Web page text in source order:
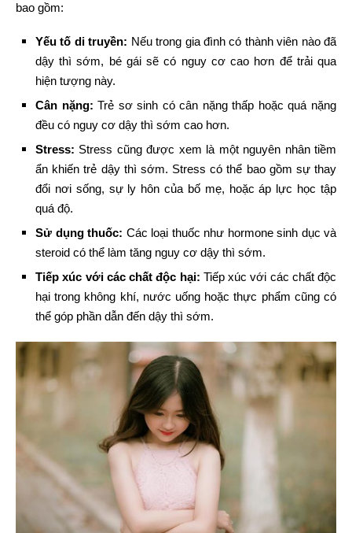
bao gồm:
Yếu tố di truyền: Nếu trong gia đình có thành viên nào đã
dậy thì sớm, bé gái sẽ có nguy cơ cao hơn để trải qua
hiện tượng này.
Cân nặng:Trẻ sơ sinh có cân nặng thấp hoặc quá nặng
đều có nguy cơ dậy thì sớm cao hơn.
Stress: Stress cũng được xem là một nguyên nhân tiềm
ẩn khiến trẻ dậy thì sớm. Stress có thể bao gồm sự thay
đổi nơi sống, sự ly hôn của bố mẹ, hoặc áp lực học tập
quá độ.
Sử dụng thuốc: Các loại thuốc như hormone sinh dục và
steroid có thể làm tăng nguy cơ dậy thì sớm.
Tiếp xúc với các chất độc hại: Tiếp xúc với các chất độc
hại trong không khí, nước uống hoặc thực phẩm cũng có
thể góp phần dẫn đến dậy thì sớm.